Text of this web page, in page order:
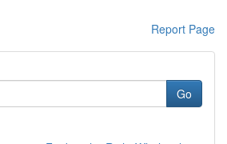
Report Page
Go